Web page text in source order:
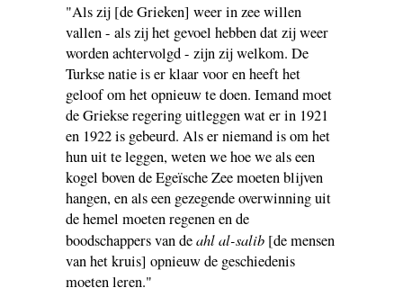
"Als zij [de Grieken] weer in zee willen
vallen - als zij het gevoel hebben dat zij weer
worden achtervolgd - zijn zij welkom. De
Turkse natie is er klaar voor en heeft het
geloof om het opnieuw te doen. Iemand moet
de Griekse regering uitleggen wat er in 1921
en 1922 is gebeurd. Als er niemand is om het
hun uit te leggen, weten we hoe we als een
kogel boven de Egeïsche Zee moeten blijven
hangen, en als een gezegende overwinning uit
de hemel moeten regenen en de
boodschappers van deahl al-salib [de mensen
van het kruis] opnieuw de geschiedenis
moeten leren."